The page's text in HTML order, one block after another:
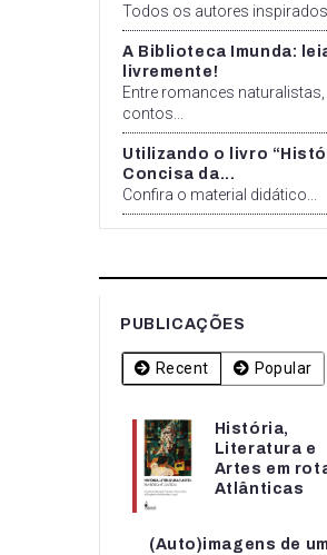
Todos os autores
A Biblioteca Imunda:
livremente!
Entre romances naturalistas,
contos...
Utilizando o livro
Concisa da...
Confira o material didático...
PUBLICAÇÕES
Recent Popular
História,
Literatura e
Artes em
Atlânticas
(Auto)imagens de
História,
Literatura e
Artes em
(Auto)imagens de